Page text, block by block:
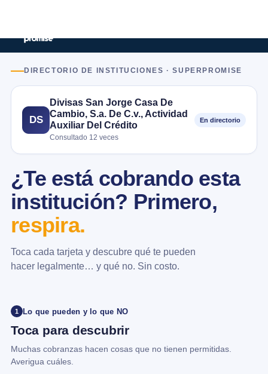
DIRECTORIO DE INSTITUCIONES · SUPERPROMISE
DS
Divisas San Jorge Casa De
Cambio, S.a. De C.v., Actividad
Auxiliar Del Crédito
Consultado 12 veces
En directorio
¿Te está cobrando esta
institución? Primero,
respira.
Toca cada tarjeta y descubre qué te pueden
hacer legalmente… y qué no. Sin costo.
1 Lo que pueden y lo que NO
Toca para descubrir
Muchas cobranzas hacen cosas que no tienen permitidas.
Averigua cuáles.